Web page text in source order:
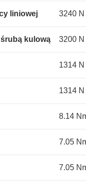
liniowej 3240 N
kulową 3200 N
1314 N
1314 N
8.14
7.05
7.05